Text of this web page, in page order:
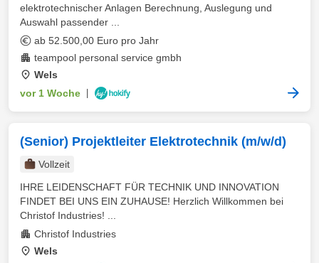
elektrotechnischer Anlagen Berechnung, Auslegung und
Auswahl passender ...
ab 52.500,00 Euro pro Jahr
teampool personal service gmbh
Wels
vor 1 Woche
(Senior) Projektleiter Elektrotechnik (m/w/d)
Vollzeit
IHRE LEIDENSCHAFT FÜR TECHNIK UND INNOVATION
FINDET BEI UNS EIN ZUHAUSE! Herzlich Willkommen bei
Christof Industries! ...
Christof Industries
Wels